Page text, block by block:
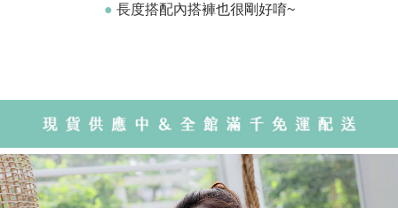
● 長度搭配內搭褲也很剛好唷~